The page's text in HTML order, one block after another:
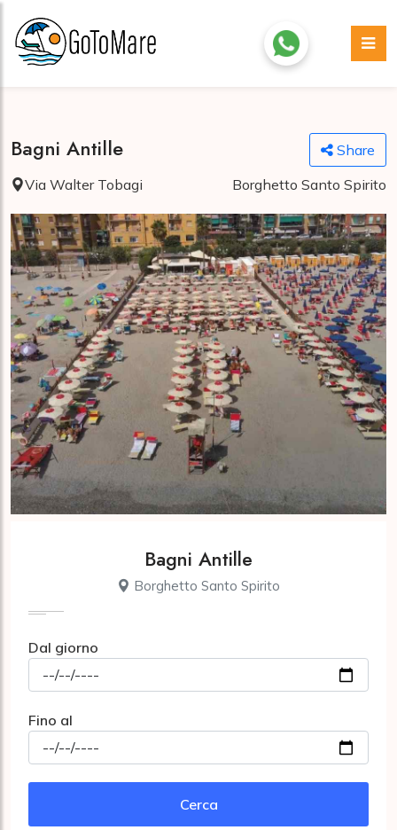
Bagni Antille
Share
Via Walter Tobagi
Borghetto Santo Spirito
Bagni Antille
Borghetto Santo Spirito
Dal giorno
Fino al
Cerca